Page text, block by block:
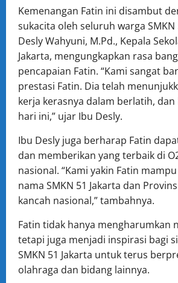
Kemenangan Fatin ini disambut
sukacita oleh seluruh warga SMKN
Desly Wahyuni, M.Pd., Kepala
Jakarta, mengungkapkan rasa
pencapaian Fatin. “Kami sangat
prestasi Fatin. Dia telah
kerja kerasnya dalam berlatih,
hari ini,” ujar Ibu Desly.
Ibu Desly juga berharap Fatin
dan memberikan yang terbaik di
nasional. “Kami yakin Fatin
nama SMKN 51 Jakarta dan
kancah nasional,” tambahnya.
Fatin tidak hanya mengharumkan
tetapi juga menjadi inspirasi bagi
SMKN 51 Jakarta untuk terus
olahraga dan bidang lainnya.